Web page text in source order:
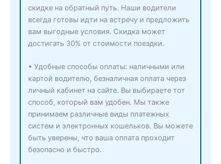
скидке на обратный путь. Наши водители
всегда готовы идти на встречу и предложить
вам выгодные условия. Скидка может
достигать 30% от стоимости поездки.
• Удобные способы оплаты: наличными или
картой водителю, безналичная оплата через
личный кабинет на сайте. Вы выбираете тот
способ, который вам удобен. Мы также
принимаем различные виды платежных
систем и электронных кошельков. Вы можете
быть уверены, что ваша оплата проходит
безопасно и быстро.